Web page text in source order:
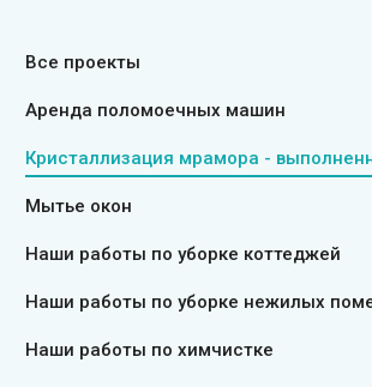
Все проекты
Аренда поломоечных машин
Кристаллизация мрамора -
Мытье окон
Наши работы по уборке коттеджей
Наши работы по уборке нежилых
Наши работы по химчистке